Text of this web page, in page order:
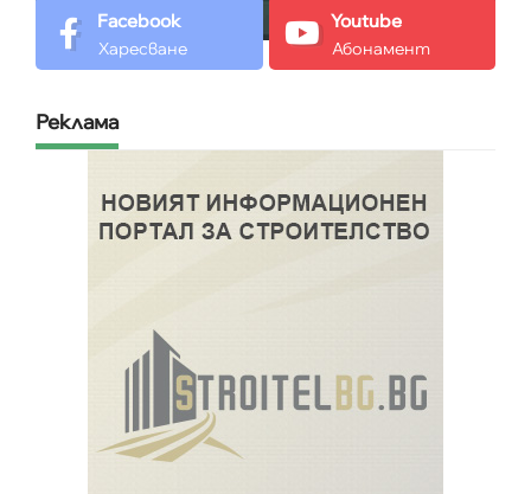
Facebook
Харесване
Youtube
Абонамент
Реклама